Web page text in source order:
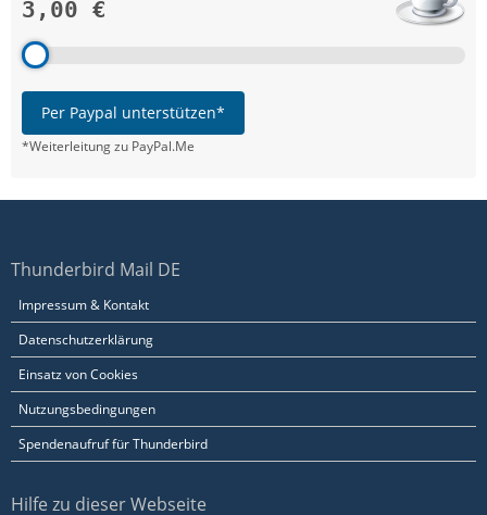
3,00 €
Per Paypal unterstützen*
*Weiterleitung zu PayPal.Me
Thunderbird Mail DE
Impressum & Kontakt
Datenschutzerklärung
Einsatz von Cookies
Nutzungsbedingungen
Spendenaufruf für Thunderbird
Hilfe zu dieser Webseite